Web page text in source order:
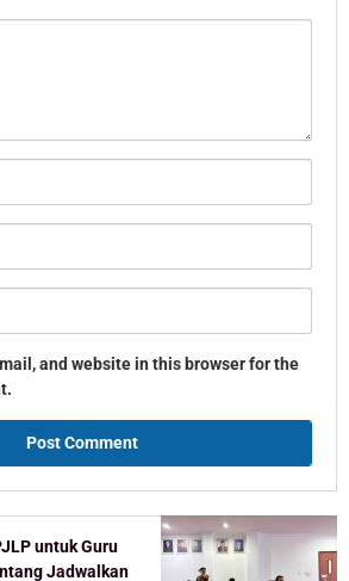
and website in this browser for the
untuk Guru
Jadwalkan